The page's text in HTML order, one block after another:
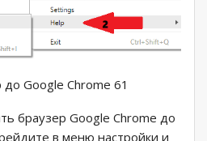
Google Chrome 61
браузер Google Chrome до
в меню настройки и